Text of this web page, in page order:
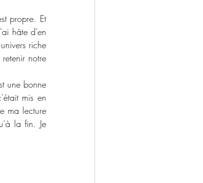
propre. Et
hâte d'en
riche
notre
une bonne
mis en
ma lecture
la fin. Je